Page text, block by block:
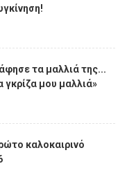
τα μαλλιά της...
μου μαλλιά»
καλοκαιρινό